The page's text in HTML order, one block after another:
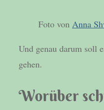
Foto von Anna
Und genau darum soll
gehen.
Worüber